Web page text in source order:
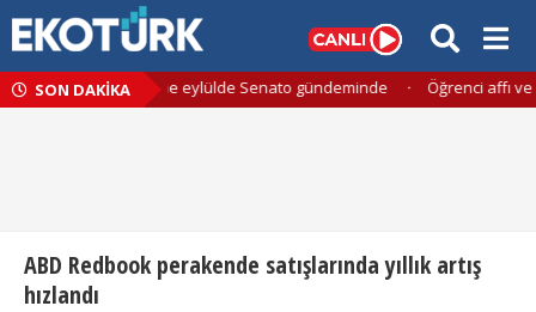
SON DAKİKA
düzenleme eylülde Senato gündeminde· Öğrenci affı ve
ABD Redbook perakende satışlarında yıllık artış
hızlandı